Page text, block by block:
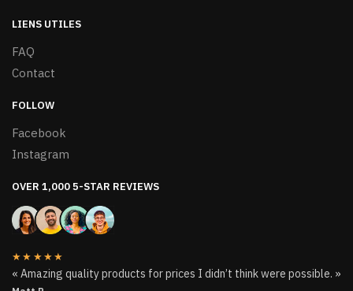
LIENS UTILES
FAQ
Contact
FOLLOW
Facebook
Instagram
OVER 1,000 5-STAR REVIEWS
★★★★★
« Amazing quality products for prices I didn’t think were possible. »